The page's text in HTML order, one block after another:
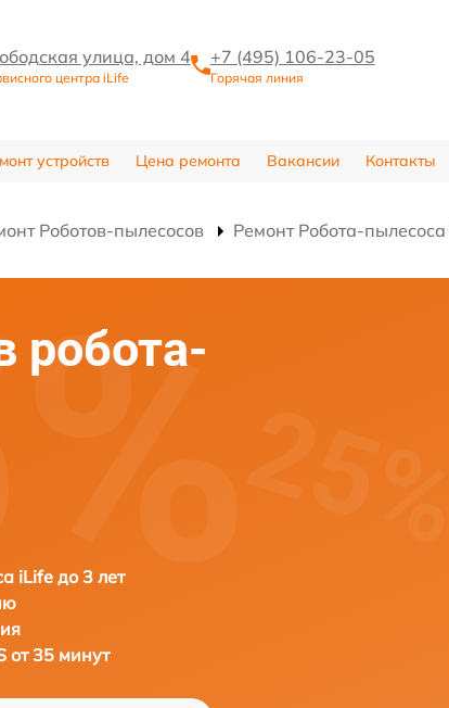
улица, дом 4
центра iLife
+7 (495) 106-23-05
Горячая линия
устройств Цена ремонта Вакансии Контакты
Роботов-пылесосов Ремонт Робота-
робота-
iLife до 3 лет
от 35 минут